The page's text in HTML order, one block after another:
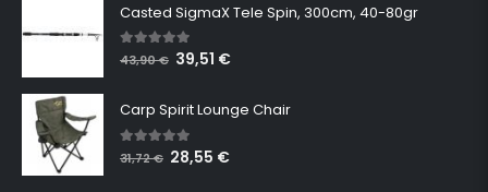
Casted SigmaX Tele Spin, 300cm, 40-80gr
5.00out of 5
43,90€ 39,51 €
Carp Spirit Lounge Chair
5.00 out of 5
31,72€ 28,55 €